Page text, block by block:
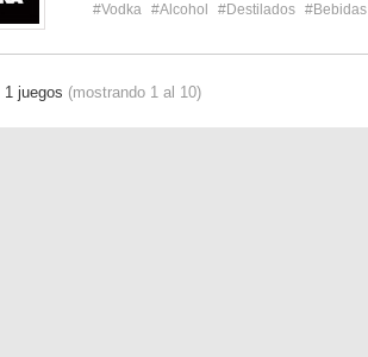
#Vodka #Alcohol #Destilados
1 juegos (mostrando 1 al 10)